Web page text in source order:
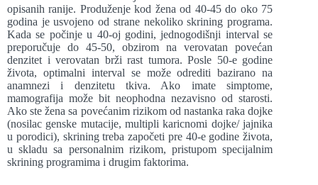
opisanih ranije. Produženje kod žena od 40-45 do oko 75
godina je usvojeno od strane nekoliko skrining programa.
Kada se počinje u 40-oj godini, jednogodišnji interval se
preporučuje do 45-50, obzirom na verovatan povećan
denzitet i verovatan brži rast tumora. Posle 50-e godine
života, optimalni interval se može odrediti bazirano na
anamnezi i denzitetu tkiva. Ako imate simptome,
mamografija može bit neophodna nezavisno od starosti.
Ako ste žena sa povećanim rizikom od nastanka raka dojke
(nosilac genske mutacije, multipli karicnomi dojke/ jajnika
u porodici), skrining treba započeti pre 40-e godine života,
u skladu sa personalnim rizikom, pristupom specijalnim
skrining programima i drugim faktorima.